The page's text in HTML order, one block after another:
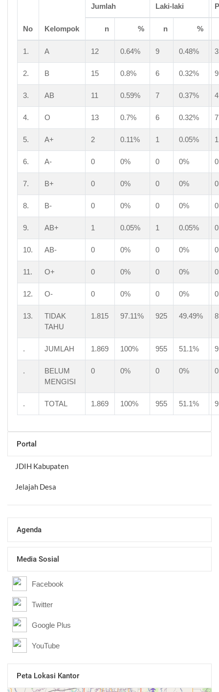
No Kelompok
Jumlah Laki-laki
n % n %
1. A 12 0.64% 9 0.48% 3
2. B 15 0.8% 6 0.32% 9
3. AB 11 0.59% 7 0.37% 4
4. O 13 0.7% 6 0.32% 7
5. A+ 2 0.11% 1 0.05% 1
6. A- 0 0% 0 0% 0
7. B+ 0 0% 0 0% 0
8. B- 0 0% 0 0% 0
9. AB+ 1 0.05% 1 0.05% 0
10. AB- 0 0% 0 0% 0
11. O+ 0 0% 0 0% 0
12. O- 0 0% 0 0% 0
13.
TIDAK
TAHU
1.815 97.11% 925 49.49%
. JUMLAH 1.869 100% 955 51.1%
.
BELUM
MENGISI
0 0% 0 0% 0
. TOTAL 1.869 100% 955 51.1%
Portal
JDIH Kabupaten
Jelajah Desa
Agenda
Media Sosial
Facebook
Twitter
Google Plus
YouTube
Peta Lokasi Kantor